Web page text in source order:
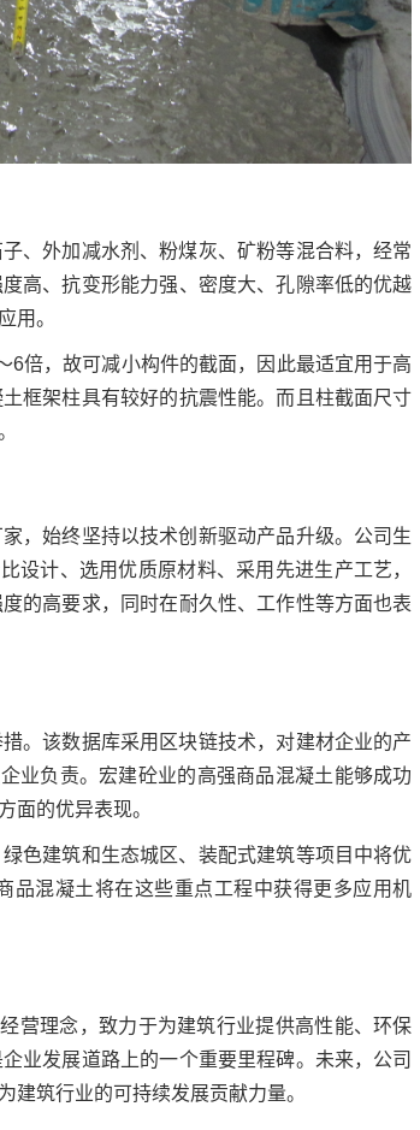
、外加减水剂、粉煤灰、矿粉等混合料，经常
高、抗变形能力强、密度大、孔隙率低的优越
用。
倍，故可减小构件的截面，因此最适宜用于高
框架柱具有较好的抗震性能。而且柱截面尺寸
，始终坚持以技术创新驱动产品升级。公司生
设计、选用优质原材料、采用先进生产工艺，
的高要求，同时在耐久性、工作性等方面也表
。该数据库采用区块链技术，对建材企业的产
业负责。宏建砼业的高强商品混凝土能够成功
面的优异表现。
色建筑和生态城区、装配式建筑等项目中将优
品混凝土将在这些重点工程中获得更多应用机
营理念，致力于为建筑行业提供高性能、环保
业发展道路上的一个重要里程碑。未来，公司
筑行业的可持续发展贡献力量。